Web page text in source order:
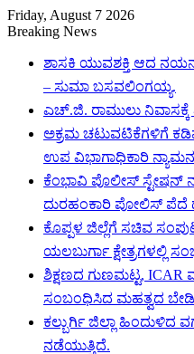
Friday, August 7 2026
Breaking News
ಶಾಸಕಿ ಯುವಶಕ್ತಿ ಆದ
– ಸುಮಾ ಬಸವಲಿಂಗಯ್ಯ.
ಎಚ್.ಜಿ. ರಾಮುಲು ನಿವಾಸಕ್ಕೆ
ಅಕ್ರಮ ಚಟುವಟಿಕೆಗಳಿಗೆ
ಉಪ ವಿಭಾಗಾಧಿಕಾರಿ
ಕೆಂಭಾವಿ ಪೊಲೀಸ್ ಸ್ಟೇಷನ್
ದುರಹಂಕಾರಿ ಪೋಲಿಸ್ ಪೆದೆ
ಕೊಪ್ಪಳ ಜಿಲ್ಲೆಗೆ ಸಚಿವ
ಯಲಬುರ್ಗಾ ಕ್ಷೇತ್ರಗಳಲ್ಲಿ
ಶಿಕ್ಷಣದ ಗುಣಮಟ್ಟ, ICAR
ಸಂಬಂಧಿಸಿದ ಮಹತ್ವದ
ಕಲ್ಬುರ್ಗಿ ಜಿಲ್ಲಾ ಹಿಂದುಳಿದ
ನಡೆಯುತ್ತಿದೆ.